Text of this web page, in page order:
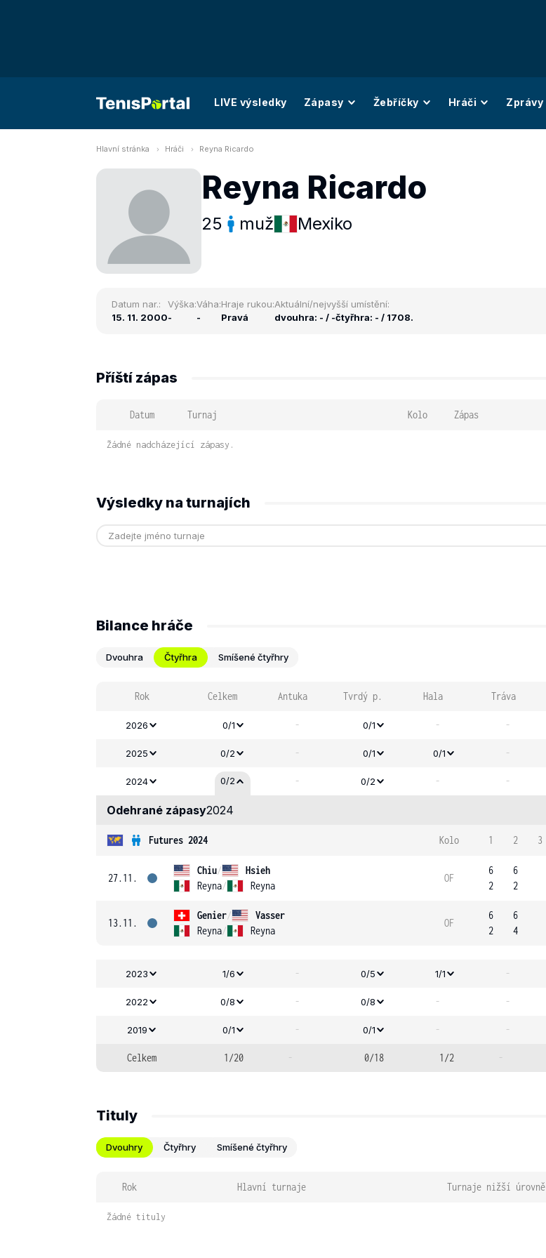
LIVE výsledky Zápasy Žebříčky Hráči Zprávy
Hlavní stránka Hráči Reyna Ricardo
Reyna Ricardo
25 muž Mexiko
Datum nar.:
15. 11. 2000
Výška:
-
Váha:
-
Hraje rukou:
Pravá
Aktuální/nejvyšší umístění:
dvouhra: - / -čtyřhra: - / 1708.
Příští zápas
Datum Turnaj Kolo Zápas
Žádné nadcházející zápasy.
Výsledky na turnajích
Bilance hráče
Dvouhra Čtyřhra Smíšené čtyřhry
Rok Celkem Antuka Tvrdý p. Hala Tráva
2026 0/1 - 0/1 - -
2025 0/2 - 0/1 0/1 -
2024 0/2 - 0/2 - -
Odehrané zápasy2024
Futures 2024 Kolo 1 2 3
27.11.
Chiu/
Hsieh
Reyna/ Reyna
OF
6
2
6
2
13.11.
Genier/
Vasser
Reyna/ Reyna
OF
6
2
6
4
2023 1/6 - 0/5 1/1 -
2022 0/8 - 0/8 - -
2019 0/1 - 0/1 - -
Celkem 1/20 - 0/18 1/2 -
Tituly
Dvouhry Čtyřhry Smíšené čtyřhry
Rok Hlavní turnaje Turnaje nižší úrovně
Žádné tituly